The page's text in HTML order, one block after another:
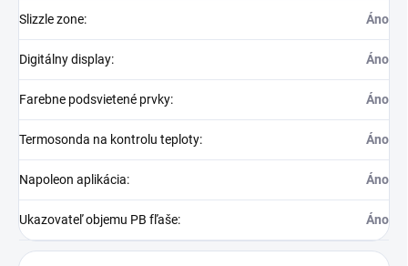
Slizzle zone: Áno
Digitálny display: Áno
Farebne podsvietené prvky: Áno
Termosonda na kontrolu teploty: Áno
Napoleon aplikácia: Áno
Ukazovateľ objemu PB fľaše: Áno